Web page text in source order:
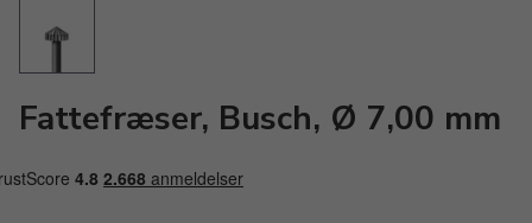
Fattefræser, Busch, Ø 7,00 mm